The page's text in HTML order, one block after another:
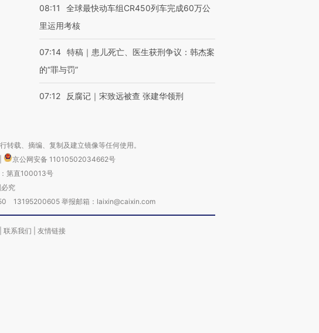
08:11
全球最快动车组CR450列车完成60万公
里运用考核
07:14 特稿｜患儿死亡、医生获刑争议：韩杰案
的“罪与罚”
07:12 反腐记｜宋致远被查 张建华领刑
载、摘编、复制及建立镜像等任何使用。
京公网安备 11010502034662号
第直100013号
究
13195200605 举报邮箱：laixin@caixin.com
联系我们 友情链接